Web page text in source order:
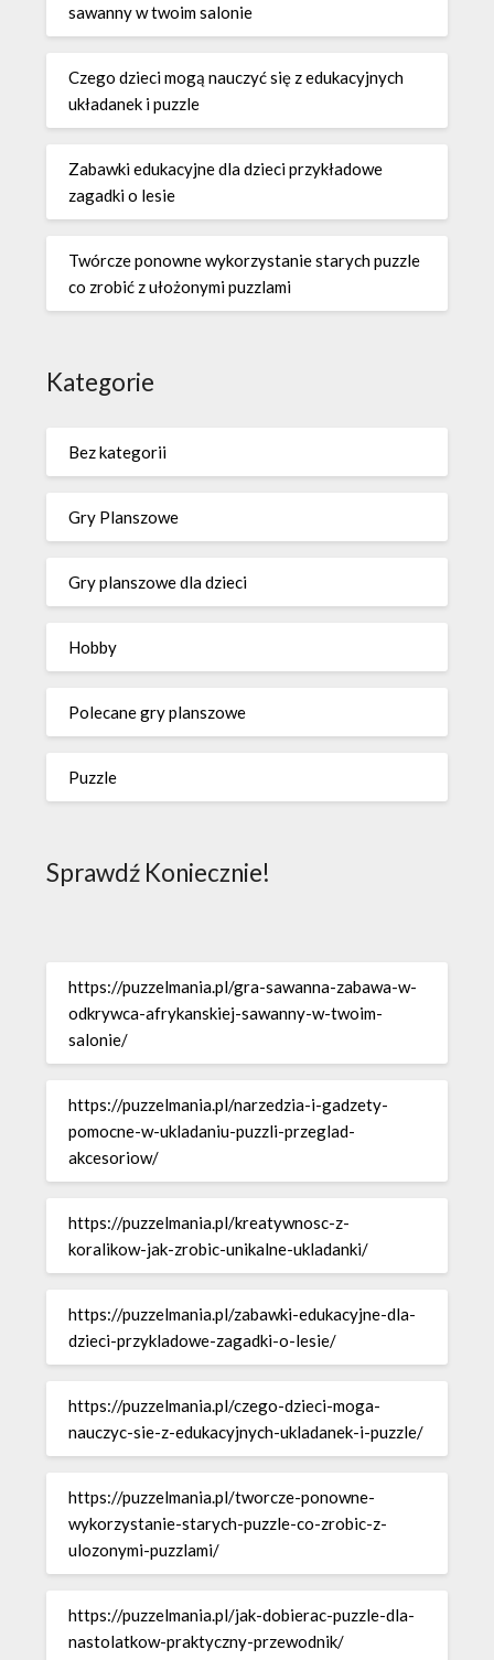
sawanny w twoim salonie
Czego dzieci mogą nauczyć się z edukacyjnych
układanek i puzzle
Zabawki edukacyjne dla dzieci przykładowe
zagadki o lesie
Twórcze ponowne wykorzystanie starych puzzle
co zrobić z ułożonymi puzzlami
Kategorie
Bez kategorii
Gry Planszowe
Gry planszowe dla dzieci
Hobby
Polecane gry planszowe
Puzzle
Sprawdź Koniecznie!
https://puzzelmania.pl/gra-sawanna-zabawa-w-
odkrywca-afrykanskiej-sawanny-w-twoim-
salonie/
https://puzzelmania.pl/narzedzia-i-gadzety-
pomocne-w-ukladaniu-puzzli-przeglad-
akcesoriow/
https://puzzelmania.pl/kreatywnosc-z-
koralikow-jak-zrobic-unikalne-ukladanki/
https://puzzelmania.pl/zabawki-edukacyjne-dla-
dzieci-przykladowe-zagadki-o-lesie/
https://puzzelmania.pl/czego-dzieci-moga-
nauczyc-sie-z-edukacyjnych-ukladanek-i-puzzle/
https://puzzelmania.pl/tworcze-ponowne-
wykorzystanie-starych-puzzle-co-zrobic-z-
ulozonymi-puzzlami/
https://puzzelmania.pl/jak-dobierac-puzzle-dla-
nastolatkow-praktyczny-przewodnik/